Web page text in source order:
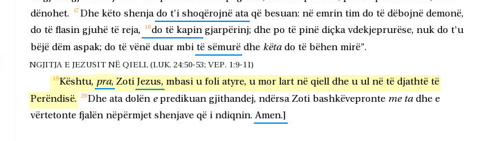
dënohet.
Dhe këto shenja do t'i shoqërojnë ata që besuan: në emrin tim do të dëbojnë demonë,
do të flasin gjuhë të reja, do të kapin gjarpërinj; dhe po të pinë diçka vdekjeprurëse, nuk do t'u
bëjë dëm aspak; do të vënë duar mbi të sëmurë dhe këta do të bëhen mirë".
NGJITJA E JEZUSIT NË QIELL (LUK. 24:50-53; VEP. 1:9-11)
Kështu, pra, Zoti Jezus, mbasi u foli atyre, u mor lart në qiell dhe u ul në të djathtë të
Perëndisë.
Dhe ata dolën e predikuan gjithandej, ndërsa Zoti bashkëvepronte me ta dhe e
vërtetonte fjalën nëpërmjet shenjave që i ndiqnin. Amen.]